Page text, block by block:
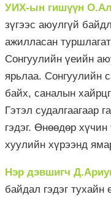
УИХ-ын гишүүн
зүгээс аюулгүй
ажилласан
Сонгуулийн үеийн
ярьлаа. Сонгуулийн
байх, саналын
Гэтэл судалгаагаар
гэдэг. Өнөөдөр
хуулийн хүрээнд
Нэр дэвшигч
байдал гэдэг тухайн